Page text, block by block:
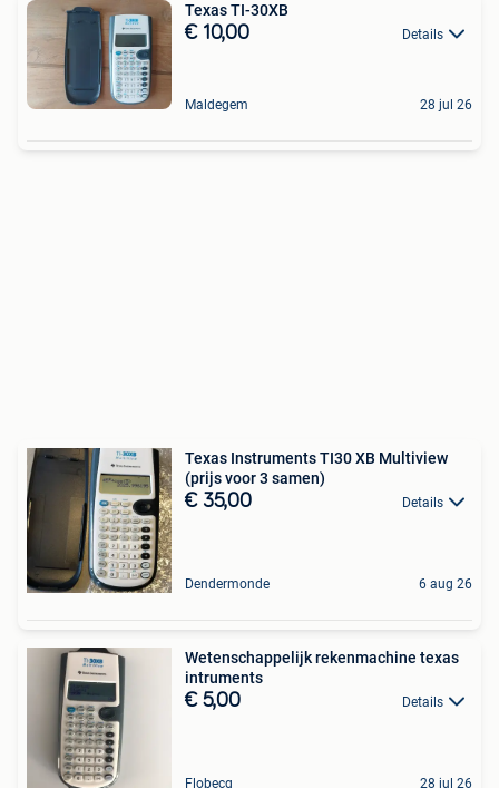
Texas TI-30XB
€ 10,00 Details
Maldegem 28 jul 26
Texas Instruments TI30 XB Multiview
(prijs voor 3 samen)
€ 35,00 Details
Dendermonde 6 aug 26
Wetenschappelijk rekenmachine texas
intruments
€ 5,00 Details
Flobecq 28 jul 26